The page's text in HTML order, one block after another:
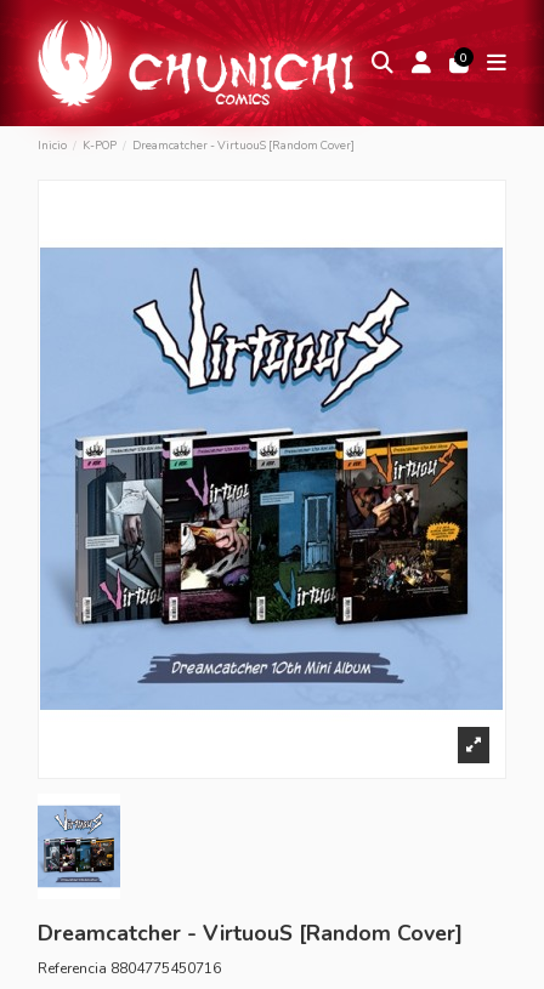
0
Inicio K-POP Dreamcatcher - VirtuouS [Random Cover]
Dreamcatcher - VirtuouS [Random Cover]
Referencia 8804775450716